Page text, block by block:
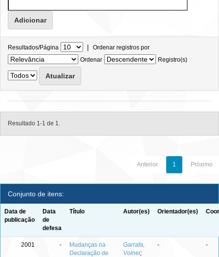
Resultados/Página | Ordenar registros por
Ordenar
Registro(s)
Resultado 1-1 de 1.
Anterior 1 Próximo
Conjunto de itens:
Data de
publicação
Data
de
defesa
Título Autor(es) Orientador(es)
2001 -
Mudanças na
Declaração de
Garrafa,
Volnei;
- -